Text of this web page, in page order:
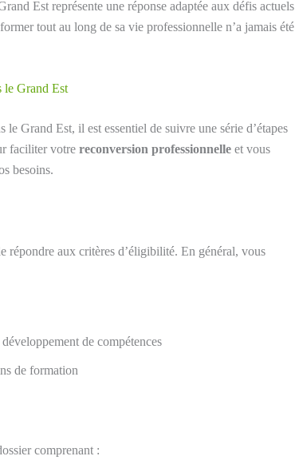
Est représente une réponse adaptée aux défis actuels
tout au long de sa vie professionnelle n’a jamais été
le Grand Est
le Grand Est, il est essentiel de suivre une série d’étapes
faciliter votre reconversion professionnelle et vous
besoins.
répondre aux critères d’éligibilité. En général, vous
de compétences
de formation
comprenant :